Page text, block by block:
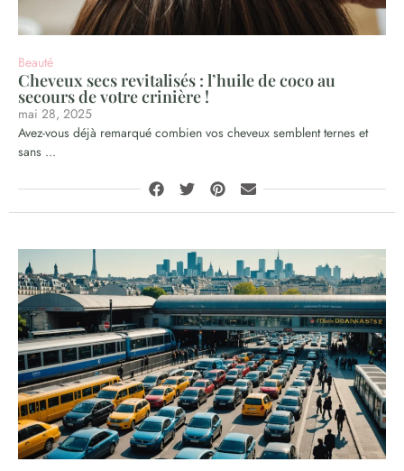
Beauté
Cheveux secs revitalisés : l’huile de coco au
secours de votre crinière !
mai 28, 2025
Avez-vous déjà remarqué combien vos cheveux semblent ternes et
sans ...